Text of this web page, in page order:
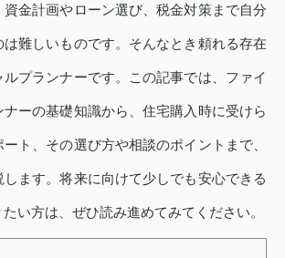
資金計画やローン選び、税金対策まで自分
難しいものです。そんなとき頼れる存在
プランナーです。この記事では、ファイ
ーの基礎知識から、住宅購入時に受けら
ト、その選び方や相談のポイントまで、
ます。将来に向けて少しでも安心できる
い方は、ぜひ読み進めてみてください。